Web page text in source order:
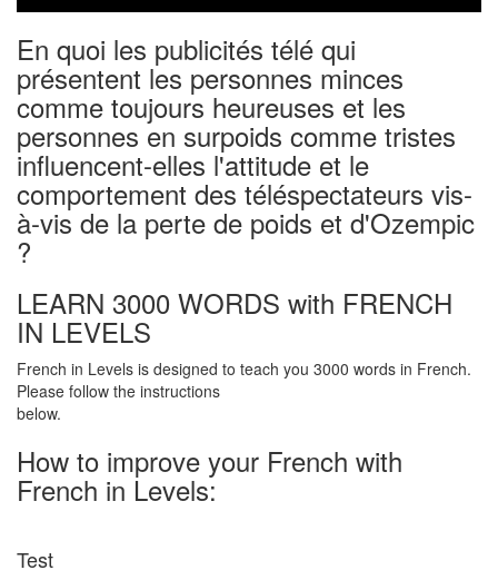
En quoi les publicités télé qui
présentent les personnes minces
comme toujours heureuses et les
personnes en surpoids comme tristes
influencent-elles l'attitude et le
comportement des téléspectateurs vis-
à-vis de la perte de poids et d'Ozempic
?
LEARN 3000 WORDS with FRENCH
IN LEVELS
French in Levels is designed to teach you 3000 words in French.
Please follow the instructions
below.
How to improve your French with
French in Levels:
Test